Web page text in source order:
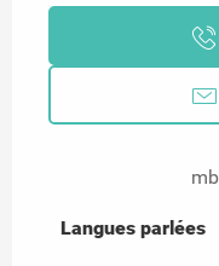
Langues parlées
Langues parlées